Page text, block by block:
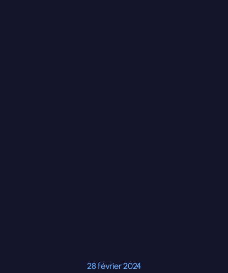
28 février 2024